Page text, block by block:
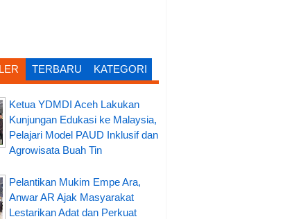
TERBARU KATEGORI
Ketua YDMDI Aceh Lakukan
Kunjungan Edukasi ke Malaysia,
Pelajari Model PAUD Inklusif dan
Agrowisata Buah Tin
Pelantikan Mukim Empe Ara,
Anwar AR Ajak Masyarakat
Lestarikan Adat dan Perkuat